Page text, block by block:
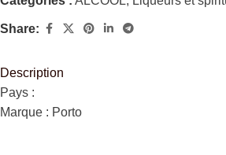
Share:
Description
Pays :
Marque : Porto